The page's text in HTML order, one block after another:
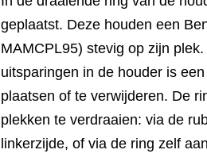
geplaatst. Deze houden een
MAMCPL95) stevig op zijn
uitsparingen in de houder is
plaatsen of te verwijderen. De
plekken te verdraaien: via de
linkerzijde, of via de ring zelf